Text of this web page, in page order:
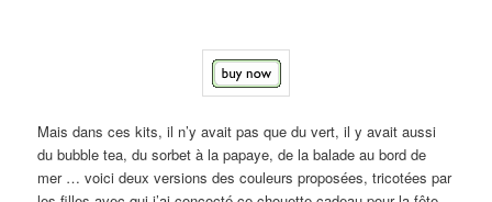
Mais dans ces kits, il n’y avait pas que du vert, il y avait aussi
du bubble tea, du sorbet à la papaye, de la balade au bord de
mer … voici deux versions des couleurs proposées, tricotées par